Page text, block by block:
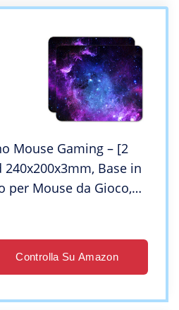
Mouse Gaming – [2
240x200x3mm, Base in
per Mouse da Gioco,
Mouse Piccolo per
Controlla Su Amazon